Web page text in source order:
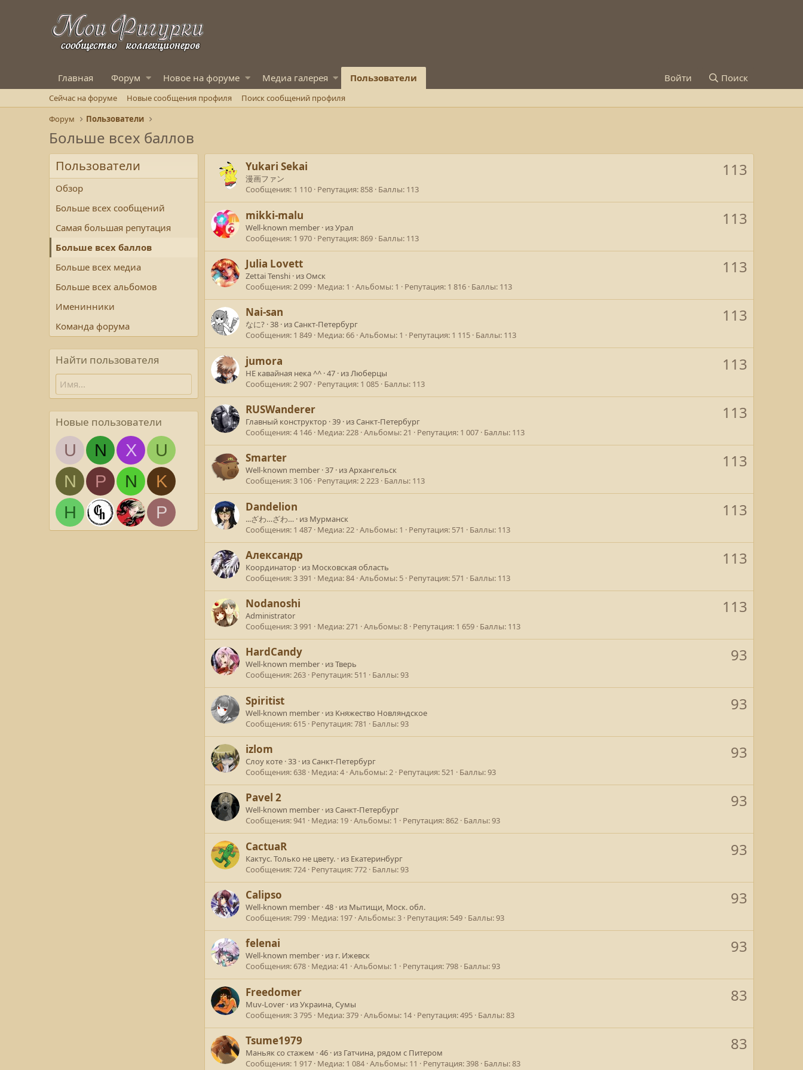
Главная Форум Новое на форуме Медиа галерея Пользователи Войти Поиск
Сейчас на форуме Новые сообщения профиля
Поиск сообщений профиля
Форум
Пользователи
Больше всех баллов
Пользователи
Обзор
Больше всех сообщений
Самая большая репутация
Больше всех баллов
Больше всех медиа
Больше всех альбомов
Именинники
Команда форума
Найти пользователя
Новые пользователи
U N X
U
N
P N
K
H
P
113
Yukari Sekai
漫画ファン
Сообщения 1 110 Репутация 858 Баллы 113
113
mikki-malu
Well-known member · изУрал
Сообщения 1 970 Репутация 869 Баллы 113
113
Julia Lovett
Zettai Tenshi · изОмск
Сообщения 2 099 Медиа 1 Альбомы 1 Репутация 1 816 Баллы 113
113
Nai-san
なに? ·38 · изСанкт-Петербург
Сообщения 1 849 Медиа 66 Альбомы 1 Репутация 1 115 Баллы 113
113
jumora
НЕ кавайная нека ^^ ·47 · из Люберцы
Сообщения 2 907 Репутация 1 085 Баллы 113
113
RUSWanderer
Главный конструктор ·39 · изСанкт-Петербург
Сообщения 4 146 Медиа 228 Альбомы 21 Репутация 1 007 Баллы 113
113
Smarter
Well-known member ·37 · изАрхангельск
Сообщения 3 106 Репутация 2 223 Баллы 113
113
Dandelion
...ざわ…ざわ… · из Мурманск
Сообщения 1 487 Медиа 22 Альбомы 1 Репутация 571 Баллы 113
113
Александр
Координатор · из Московская область
Сообщения 3 391 Медиа 84 Альбомы 5 Репутация 571 Баллы 113
113
Nodanoshi
Administrator
Сообщения 3 991 Медиа 271 Альбомы 8 Репутация 1 659 Баллы 113
93
HardCandy
Well-known member · изТверь
Сообщения 263 Репутация 511 Баллы 93
93
Spiritist
Well-known member · из Княжество Новляндское
Сообщения 615 Репутация 781 Баллы 93
93
izlom
Слоу коте ·33 · изСанкт-Петербург
Сообщения 638 Медиа 4 Альбомы 2 Репутация 521 Баллы 93
93
Pavel 2
Well-known member · изСанкт-Петербург
Сообщения 941 Медиа 19 Альбомы 1 Репутация 862 Баллы 93
93
CactuaR
Кактус. Только не цвету. · из Екатеринбург
Сообщения 724 Репутация 772 Баллы 93
93
Calipso
Well-known member ·48 · из Мытищи, Моск. обл.
Сообщения 799 Медиа 197 Альбомы 3 Репутация 549 Баллы 93
93
felenai
Well-known member · из г. Ижевск
Сообщения 678 Медиа 41 Альбомы 1 Репутация 798 Баллы 93
83
Freedomer
Muv-Lover · изУкраина, Сумы
Сообщения 3 795 Медиа 379 Альбомы 14 Репутация 495 Баллы 83
83
Tsume1979
Маньяк со стажем ·46 · из Гатчина, рядом с Питером
Сообщения 1 917 Медиа 1 084 Альбомы 11 Репутация 398 Баллы 83